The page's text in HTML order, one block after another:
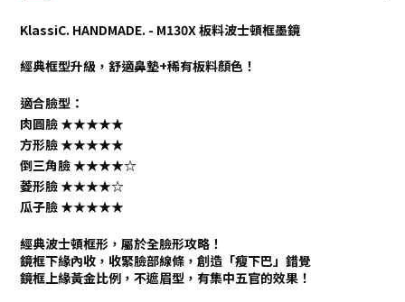
KlassiC. HANDMADE. - M130X 板料波士頓框墨鏡
經典框型升級，舒適鼻墊+稀有板料顏色！
適合臉型：
肉圓臉★★★★★
方形臉★★★★★
倒三角臉★★★★☆
菱形臉★★★★☆
瓜子臉★★★★★
經典波士頓框形，屬於全臉形攻略！
鏡框下緣內收，收緊臉部線條，創造「瘦下巴」錯覺
鏡框上緣黃金比例，不遮眉型，有集中五官的效果！